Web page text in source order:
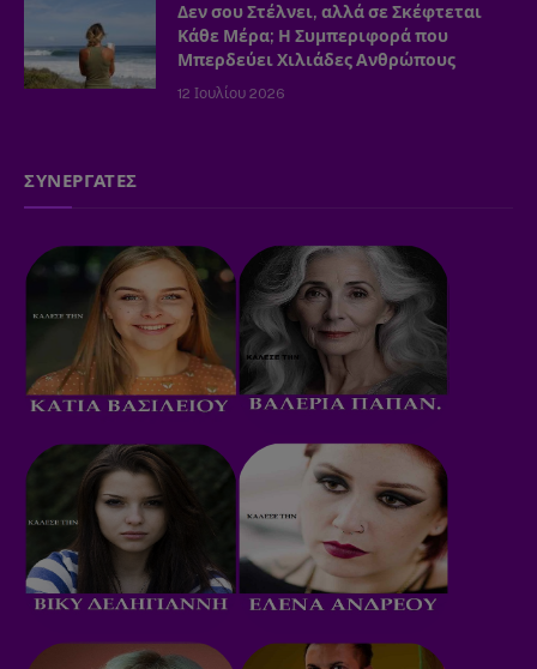
Δεν σου Στέλνει, αλλά σε Σκέφτεται
Κάθε Μέρα; Η Συμπεριφορά που
Μπερδεύει Χιλιάδες Ανθρώπους
12 Ιουλίου 2026
ΣΥΝΕΡΓΑΤΕΣ